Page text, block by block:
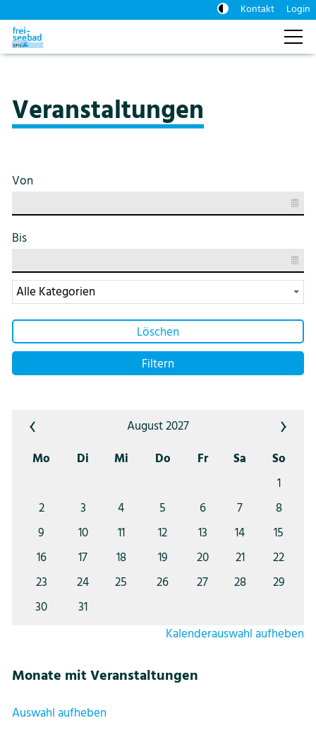
Login
Kontakt
News
Preise
Tickets / Gutscheine
Angebote
Über uns
Veranstaltungen
Von
Bis
Löschen
Filtern
August 2027
Mo
Di Mi Do Fr Sa
So
1
2
3 4 5 6 7
8
9
10 11 12 13 14
15
16
17 18 19 20 21
22
23
24 25 26 27 28
29
30
31
Kalenderauswahl aufheben
Monate mit Veranstaltungen
Auswahl aufheben